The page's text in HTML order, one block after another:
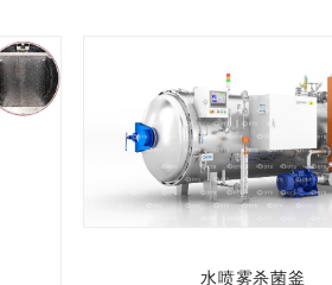
水喷雾杀菌釜